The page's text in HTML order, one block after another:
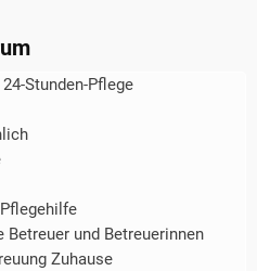
Stunden-Pflege
und Betreuerinnen
Zuhause